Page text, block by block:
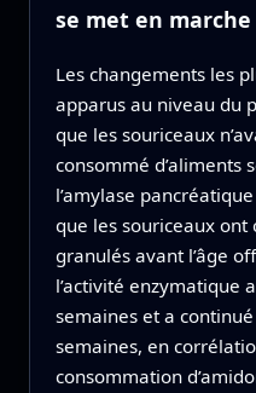
se met en marche
Les changements les
apparus au niveau du
que les souriceaux
consommé d’aliments
l’amylase
que les souriceaux
granulés avant l’âge
l’activité enzymatique
semaines et a
semaines, en
consommation